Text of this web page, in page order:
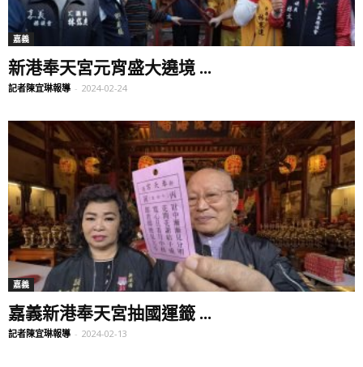
嘉義
新港奉天宮元宵盛大遶境 ...
記者陳宜琳報導 - 2024-02-24
嘉義
嘉義新港奉天宮抽國運籤 ...
記者陳宜琳報導 - 2024-02-13